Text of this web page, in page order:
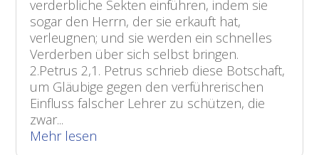
verderbliche Sekten einführen, indem sie
sogar den Herrn, der sie erkauft hat,
verleugnen; und sie werden ein schnelles
Verderben über sich selbst bringen.
2.Petrus 2,1. Petrus schrieb diese Botschaft,
um Gläubige gegen den verführerischen
Einfluss falscher Lehrer zu schützen, die
zwar...
Mehr lesen